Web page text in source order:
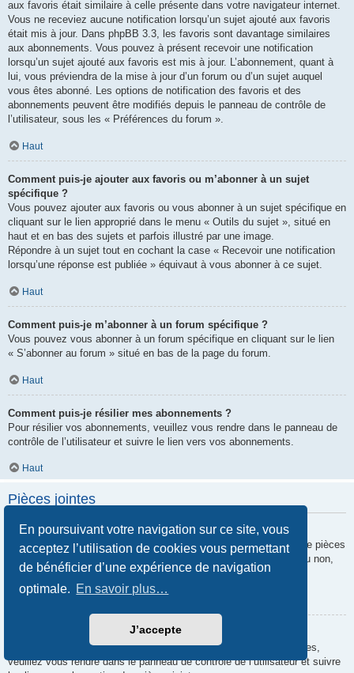
En poursuivant votre navigation sur ce site, vous
acceptez l’utilisation de cookies vous permettant
de bénéficier d’une expérience de navigation
optimale. En savoir plus…
J’accepte
aux favoris était similaire à celle présente dans votre navigateur internet.
Vous ne receviez aucune notification lorsqu’un sujet ajouté aux favoris
était mis à jour. Dans phpBB 3.3, les favoris sont davantage similaires
aux abonnements. Vous pouvez à présent recevoir une notification
lorsqu’un sujet ajouté aux favoris est mis à jour. L’abonnement, quant à
lui, vous préviendra de la mise à jour d’un forum ou d’un sujet auquel
vous êtes abonné. Les options de notification des favoris et des
abonnements peuvent être modifiés depuis le panneau de contrôle de
l’utilisateur, sous les « Préférences du forum ».
Haut
Comment puis-je ajouter aux favoris ou m’abonner à un sujet
spécifique ?
Vous pouvez ajouter aux favoris ou vous abonner à un sujet spécifique en
cliquant sur le lien approprié dans le menu « Outils du sujet », situé en
haut et en bas des sujets et parfois illustré par une image.
Répondre à un sujet tout en cochant la case « Recevoir une notification
lorsqu’une réponse est publiée » équivaut à vous abonner à ce sujet.
Haut
Comment puis-je m’abonner à un forum spécifique ?
Vous pouvez vous abonner à un forum spécifique en cliquant sur le lien
« S’abonner au forum » situé en bas de la page du forum.
Haut
Comment puis-je résilier mes abonnements ?
Pour résilier vos abonnements, veuillez vous rendre dans le panneau de
contrôle de l’utilisateur et suivre le lien vers vos abonnements.
Haut
Pièces jointes
Quelles pièces jointes sont autorisées sur ce forum ?
Chaque administrateur peut autoriser ou interdire certains types de pièces
jointes. Si vous n’êtes pas certain de savoir ce qui est autorisé ou non,
nous vous invitons à contacter un administrateur du forum.
Comment puis-je retrouver toutes mes pièces jointes ?
Pour retrouver la liste des pièces jointes que vous avez transférées,
veuillez vous rendre dans le panneau de contrôle de l’utilisateur et suivre